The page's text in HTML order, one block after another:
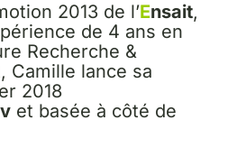
2013 de l’Ensait,
de 4 ans en
Recherche &
Camille lance sa
2018
et basée à côté de